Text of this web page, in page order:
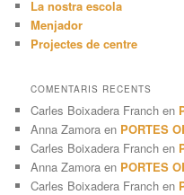
La nostra escola
Menjador
Projectes de centre
COMENTARIS RECENTS
Carles Boixadera Franch en
Anna Zamora en PORTES
Carles Boixadera Franch en
Anna Zamora en PORTES
Carles Boixadera Franch en